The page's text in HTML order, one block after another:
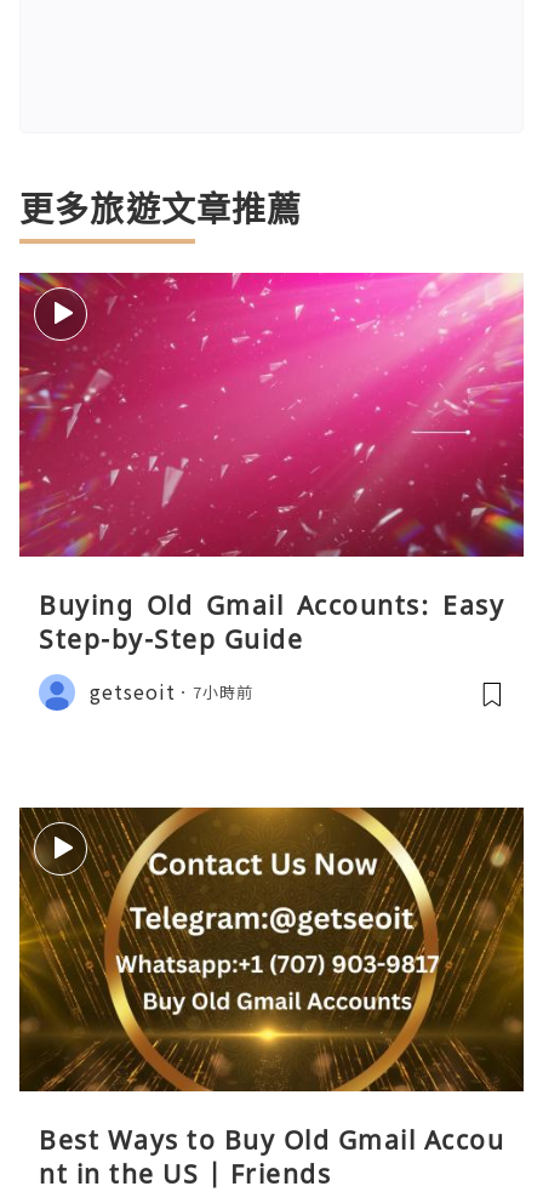
更多旅遊文章推薦
Buying Old Gmail Accounts: Easy
Step-by-Step Guide
getseoit 7小時前
Best Ways to Buy Old Gmail Accou
nt in the US | Friends